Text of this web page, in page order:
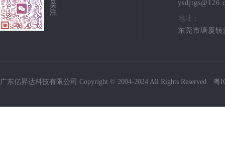
关
注
地址：
东莞市塘厦
广东亿昇达科技有限公司 Copyright © 2004-2024 All Rights Reserved. 粤